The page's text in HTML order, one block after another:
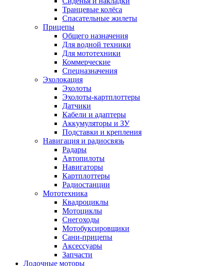
Транцевые колёса
Спасательные жилеты
Прицепы
Общего назначения
Для водной техники
Для мототехники
Коммерческие
Спецназначения
Эхолокация
Эхолоты
Эхолоты-картплоттеры
Датчики
Кабели и адаптеры
Аккумуляторы и ЗУ
Подставки и крепления
Навигация и радиосвязь
Радары
Автопилоты
Навигаторы
Картплоттеры
Радиостанции
Мототехника
Квадроциклы
Мотоциклы
Снегоходы
Мотобуксировщики
Сани-прицепы
Аксессуары
Запчасти
Лодочные моторы